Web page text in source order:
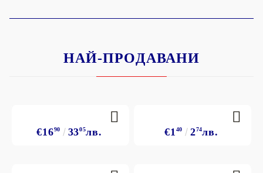
НАЙ-ПРОДАВАНИ
€1690 3305лв. €1 40 274лв.